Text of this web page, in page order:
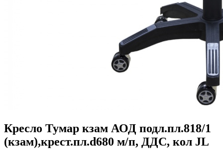
Кресло Тумар кзам АОД подл.пл.818/1
(кзам),крест.пл.d680 м/п, ДДС, кол JL